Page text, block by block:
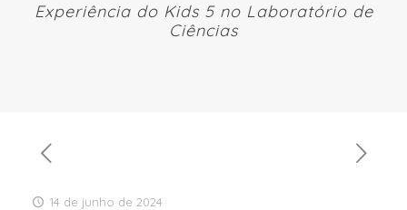
Experiência do Kids 5 no Laboratório de
Ciências
14 de junho de 2024